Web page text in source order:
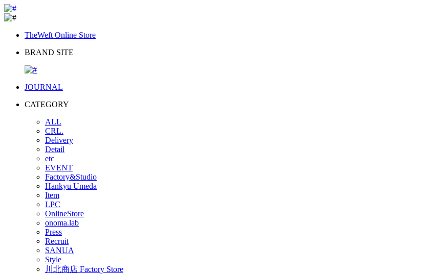
TheWeft Online Store
BRAND SITE
JOURNAL
CATEGORY
ALL
CRL.
Delivery
Detail
etc
EVENT
Factory&Studio
Hankyu Umeda
Item
LPC
OnlineStore
onoma.lab
Press
Recruit
SANUA
Style
川北商店 Factory Store